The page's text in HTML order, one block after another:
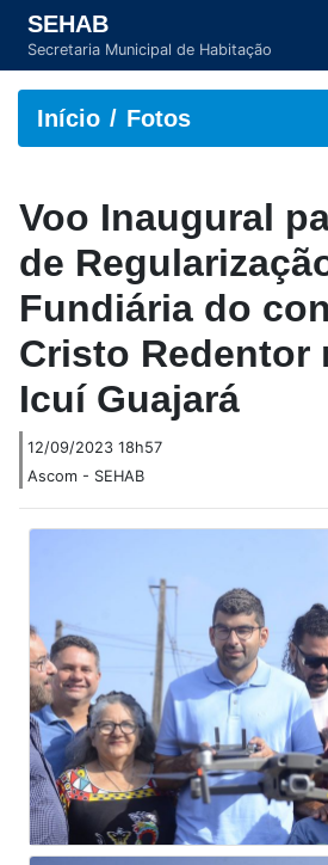
SEHAB
Secretaria Municipal de Habitação
Início Fotos
Voo Inaugural
de
Fundiária do
Cristo Redentor
Icuí Guajará
12/09/2023 18h57
Ascom - SEHAB